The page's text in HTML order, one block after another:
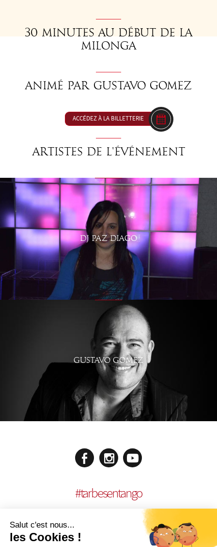
30 minutes au début de la
milonga
Animé par Gustavo Gomez
ACCÉDEZ À LA BILLETTERIE
Artistes de l'événement
DJ PAZ DIAGO
GUSTAVO GOMEZ
#tarbesentango